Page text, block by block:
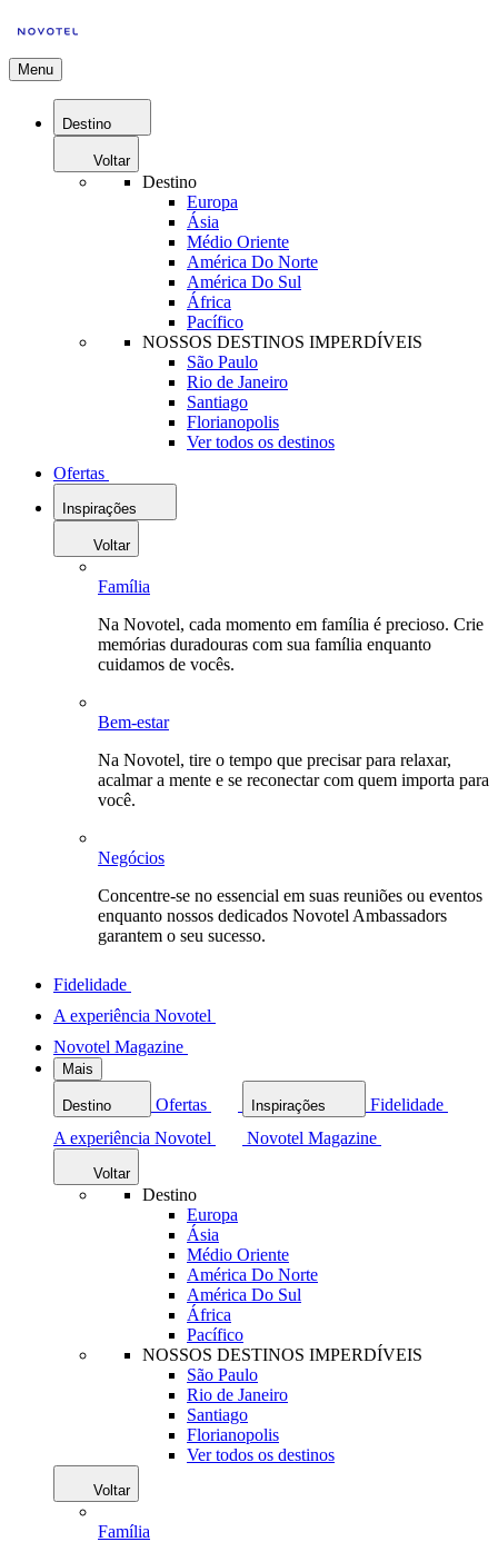
Menu
Destino
Voltar
Destino
Europa
Ásia
Médio Oriente
América Do Norte
América Do Sul
África
Pacífico
NOSSOS DESTINOS IMPERDÍVEIS
São Paulo
Rio de Janeiro
Santiago
Florianopolis
Ver todos os destinos
Ofertas
Inspirações
Voltar
Família
Na Novotel, cada momento em família é precioso. Crie
memórias duradouras com sua família enquanto
cuidamos de vocês.
Bem-estar
Na Novotel, tire o tempo que precisar para relaxar,
acalmar a mente e se reconectar com quem importa para
você.
Negócios
Concentre-se no essencial em suas reuniões ou eventos
enquanto nossos dedicados Novotel Ambassadors
garantem o seu sucesso.
Fidelidade
A experiência Novotel
Novotel Magazine
Mais
Destino Ofertas Inspirações
Fidelidade
A experiência Novotel
Novotel Magazine
Voltar
Destino
Europa
Ásia
Médio Oriente
América Do Norte
América Do Sul
África
Pacífico
NOSSOS DESTINOS IMPERDÍVEIS
São Paulo
Rio de Janeiro
Santiago
Florianopolis
Ver todos os destinos
Voltar
Família